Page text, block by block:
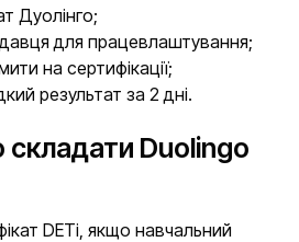
Дуолінго;
для працевлаштування;
на сертифікації;
результат за 2 дні.
складати Duolingo
DETі, якщо навчальний